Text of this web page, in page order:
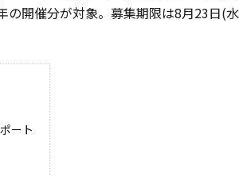
の開催分が対象。募集期限は8月23日(
ート